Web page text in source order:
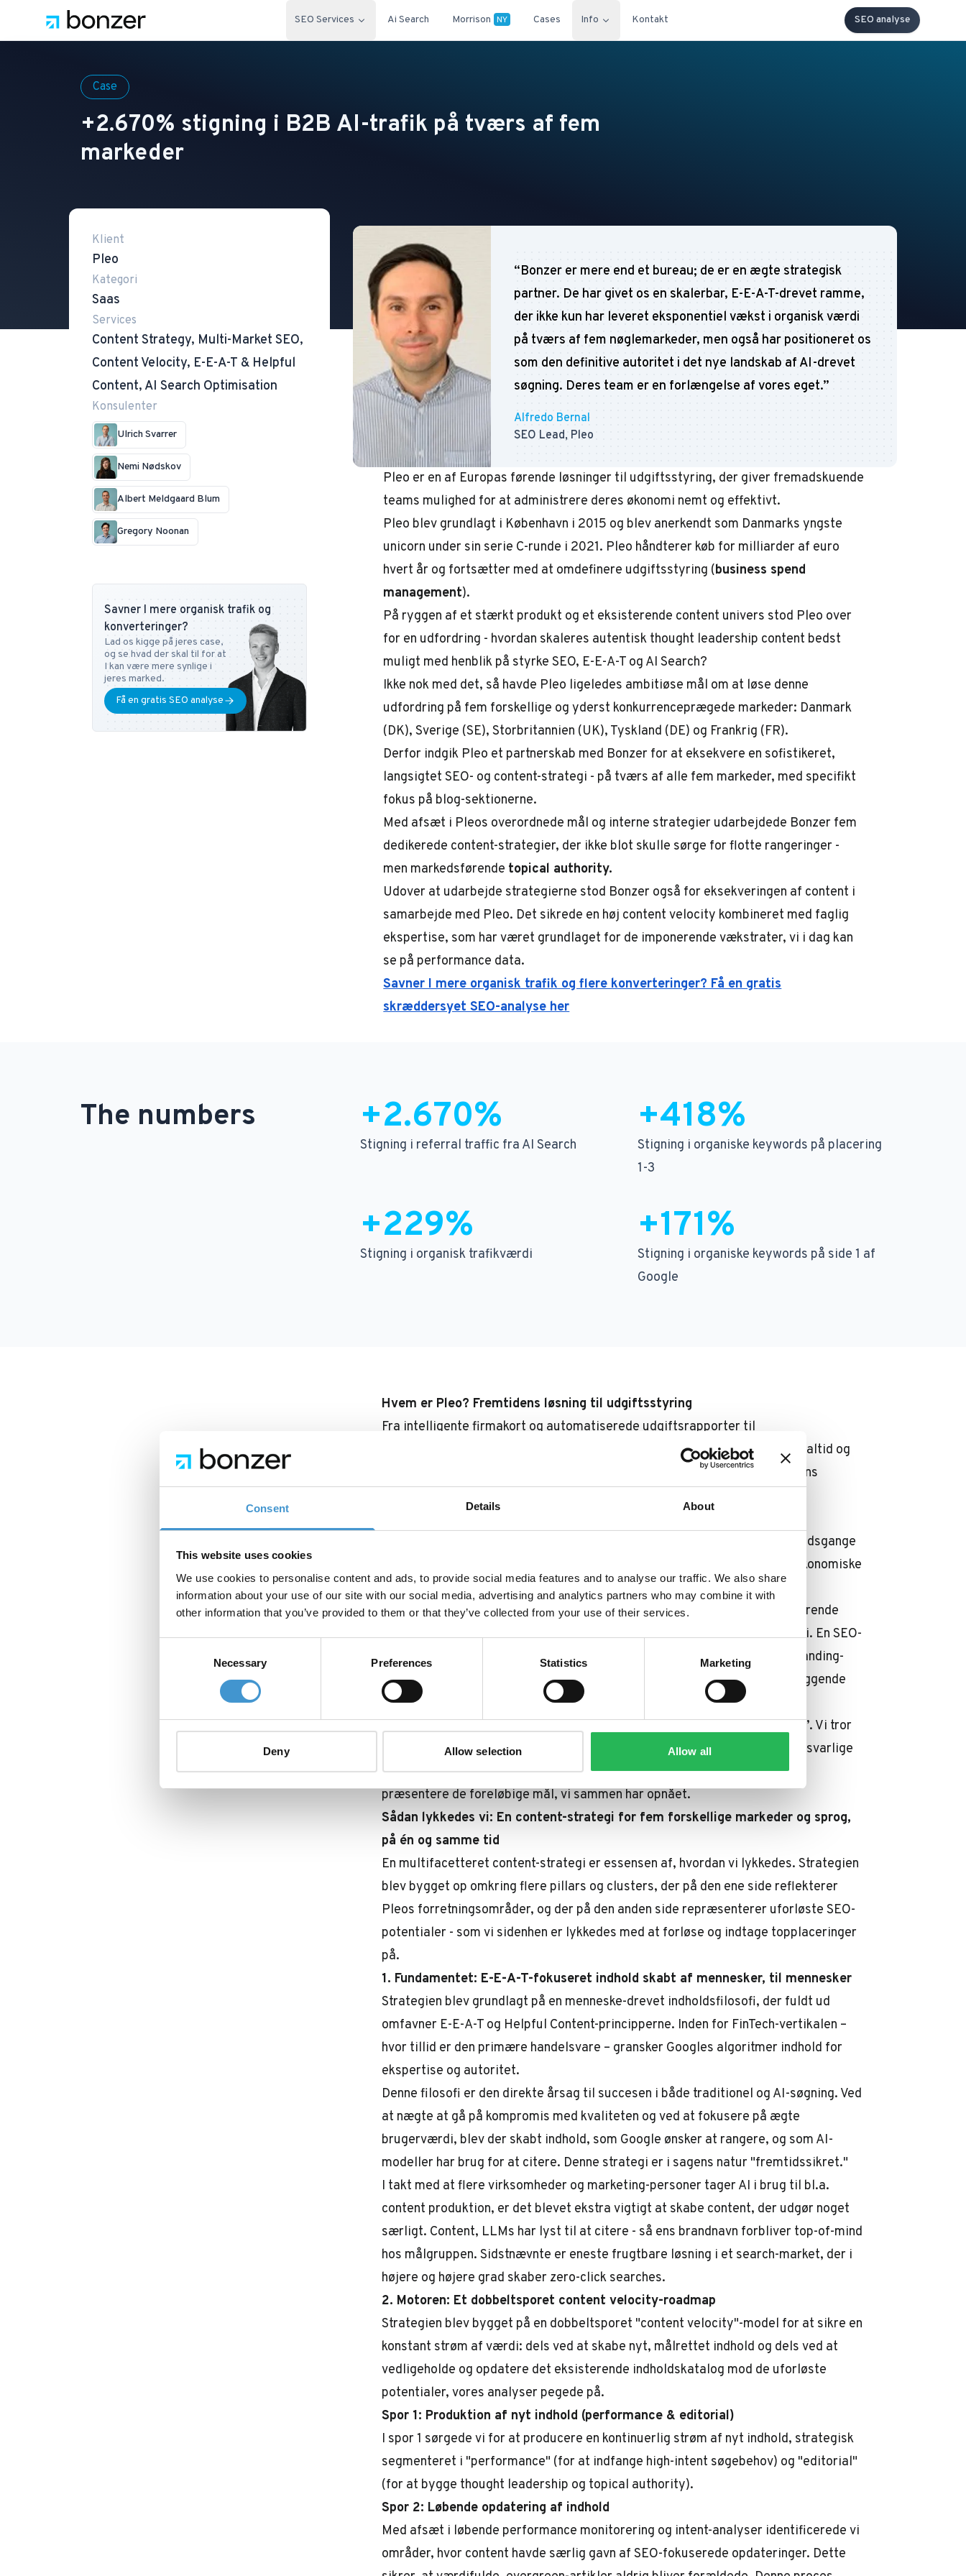
Consent Details About
This website uses cookies
We use cookies to personalise content and ads, to provide social media features and to analyse our traffic. We also share
information about your use of our site with our social media, advertising and analytics partners who may combine it with
other information that you’ve provided to them or that they’ve collected from your use of their services.
Necessary Preferences Statistics Marketing
Deny Allow selection Allow all
SEO Services Ai Search Morrison NY Cases Info Kontakt SEO analyse
Case
+2.670% stigning i B2B AI-trafik på tværs af fem
markeder
Klient
Pleo
Kategori
Saas
Services
Content Strategy, Multi-Market SEO,
Content Velocity, E-E-A-T & Helpful
Content, AI Search Optimisation
Konsulenter
Ulrich Svarrer
Nemi Nødskov
Albert Meldgaard Blum
Gregory Noonan
Savner I mere organisk trafik og
konverteringer?
Lad os kigge på jeres case,
og se hvad der skal til for at
I kan være mere synlige i
jeres marked.
Få en gratis SEO analyse
“Bonzer er mere end et bureau; de er en ægte strategisk
partner. De har givet os en skalerbar, E-E-A-T-drevet ramme,
der ikke kun har leveret eksponentiel vækst i organisk værdi
på tværs af fem nøglemarkeder, men også har positioneret os
som den definitive autoritet i det nye landskab af AI-drevet
søgning. Deres team er en forlængelse af vores eget.”
Alfredo Bernal
SEO Lead, Pleo
Pleo er en af Europas førende løsninger til udgiftsstyring, der giver fremadskuende
teams mulighed for at administrere deres økonomi nemt og effektivt.
Pleo blev grundlagt i København i 2015 og blev anerkendt som Danmarks yngste
unicorn under sin serie C-runde i 2021. Pleo håndterer køb for milliarder af euro
hvert år og fortsætter med at omdefinere udgiftsstyring (business spend
management).
På ryggen af et stærkt produkt og et eksisterende content univers stod Pleo over
for en udfordring - hvordan skaleres autentisk thought leadership content bedst
muligt med henblik på styrke SEO, E-E-A-T og AI Search?
Ikke nok med det, så havde Pleo ligeledes ambitiøse mål om at løse denne
udfordring på fem forskellige og yderst konkurrenceprægede markeder: Danmark
(DK), Sverige (SE), Storbritannien (UK), Tyskland (DE) og Frankrig (FR).
Derfor indgik Pleo et partnerskab med Bonzer for at eksekvere en sofistikeret,
langsigtet SEO- og content-strategi - på tværs af alle fem markeder, med specifikt
fokus på blog-sektionerne.
Med afsæt i Pleos overordnede mål og interne strategier udarbejdede Bonzer fem
dedikerede content-strategier, der ikke blot skulle sørge for flotte rangeringer -
men markedsførende topical authority.
Udover at udarbejde strategierne stod Bonzer også for eksekveringen af content i
samarbejde med Pleo. Det sikrede en høj content velocity kombineret med faglig
ekspertise, som har været grundlaget for de imponerende vækstrater, vi i dag kan
se på performance data.
Savner I mere organisk trafik og flere konverteringer? Få en gratis
skræddersyet SEO-analyse her
The numbers +2.670%
Stigning i referral traffic fra AI Search
+418%
Stigning i organiske keywords på placering
1-3
+229%
Stigning i organisk trafikværdi
+171%
Stigning i organiske keywords på side 1 af
Google
Hvem er Pleo? Fremtidens løsning til udgiftsstyring
Fra intelligente firmakort og automatiserede udgiftsrapporter til
abonnementsadministration, fakturabetalinger, udgiftskategorisering i realtid og
værktøjer til kontanthåndtering samler Pleo alle aspekter af virksomhedens
strømlinede processer, synlighed i realtid og forenklede økonomiske arbejdsgange
til virksomheder af alle størrelser, hvilket hjælper dem med at nå deres økonomiske
mål i alle faser af deres udvikling.
Pleos værdier er bygget på tillid og gennemsigtighed. Dette giver en afgørende
kontekst: deres content på hjemmesidenskalafspejle denne interne værdi. En SEO-
strategi af lav kvalitet, baseret på "hacks", ville skabe en fundamental branding-
mæssig uoverensstemmelse. Med andre ord er vækst ikke det altoverskyggende
slutmål - det skal være on-brand, troværdigt og i tråd med Pleos værdier.
Derfor er partnerskabet mellem Bonzer og Pleo “a match made in heaven”. Vi tror
hverken på hurtige hacks eller black-hat løsninger. I stedet tror vi på, at ansvarlige
indsatser skaber bæredygtige resultater, og i dag er vi stolte af at kunne
præsentere de foreløbige mål, vi sammen har opnået.
Sådan lykkedes vi: En content-strategi for fem forskellige markeder og sprog,
på én og samme tid
En multifacetteret content-strategi er essensen af, hvordan vi lykkedes. Strategien
blev bygget op omkring flere pillars og clusters, der på den ene side reflekterer
Pleos forretningsområder, og der på den anden side repræsenterer uforløste SEO-
potentialer - som vi sidenhen er lykkedes med at forløse og indtage topplaceringer
på.
1. Fundamentet: E-E-A-T-fokuseret indhold skabt af mennesker, til mennesker
Strategien blev grundlagt på en menneske-drevet indholdsfilosofi, der fuldt ud
omfavner E-E-A-T og Helpful Content-principperne. Inden for FinTech-vertikalen –
hvor tillid er den primære handelsvare – gransker Googles algoritmer indhold for
ekspertise og autoritet.
Denne filosofi er den direkte årsag til succesen i både traditionel og AI-søgning. Ved
at nægte at gå på kompromis med kvaliteten og ved at fokusere på ægte
brugerværdi, blev der skabt indhold, som Google ønsker at rangere, og som AI-
modeller har brug for at citere. Denne strategi er i sagens natur "fremtidssikret."
I takt med at flere virksomheder og marketing-personer tager AI i brug til bl.a.
content produktion, er det blevet ekstra vigtigt at skabe content, der udgør noget
særligt. Content, LLMs har lyst til at citere - så ens brandnavn forbliver top-of-mind
hos målgruppen. Sidstnævnte er eneste frugtbare løsning i et search-market, der i
højere og højere grad skaber zero-click searches.
2. Motoren: Et dobbeltsporet content velocity-roadmap
Strategien blev bygget på en dobbeltsporet "content velocity"-model for at sikre en
konstant strøm af værdi: dels ved at skabe nyt, målrettet indhold og dels ved at
vedligeholde og opdatere det eksisterende indholdskatalog mod de uforløste
potentialer, vores analyser pegede på.
Spor 1: Produktion af nyt indhold (performance & editorial)
I spor 1 sørgede vi for at producere en kontinuerlig strøm af nyt indhold, strategisk
segmenteret i "performance" (for at indfange high-intent søgebehov) og "editorial"
(for at bygge thought leadership og topical authority).
Spor 2: Løbende opdatering af indhold
Med afsæt i løbende performance monitorering og intent-analyser identificerede vi
områder, hvor content havde særlig gavn af SEO-fokuserede opdateringer. Dette